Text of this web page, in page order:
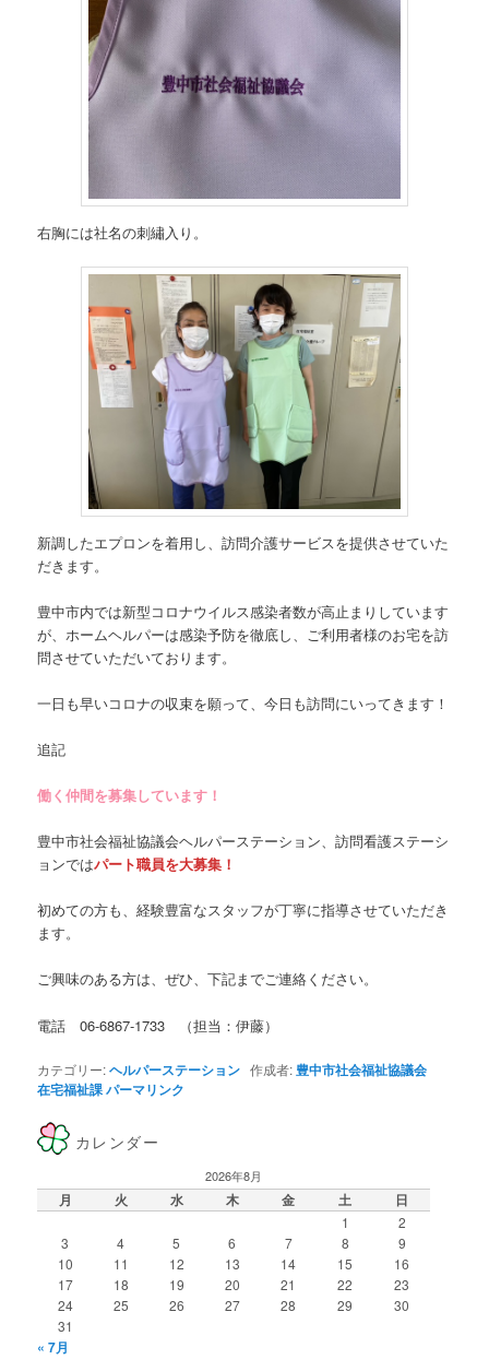
右胸には社名の刺繡入り。
新調したエプロンを着用し、訪問介護サービスを提供させていた
だきます。
豊中市内では新型コロナウイルス感染者数が高止まりしています
が、ホームヘルパーは感染予防を徹底し、ご利用者様のお宅を訪
問させていただいております。
一日も早いコロナの収束を願って、今日も訪問にいってきます！
追記
働く仲間を募集しています！
豊中市社会福祉協議会ヘルパーステーション、訪問看護ステーシ
ョンではパート職員を大募集！
初めての方も、経験豊富なスタッフが丁寧に指導させていただき
ます。
ご興味のある方は、ぜひ、下記までご連絡ください。
電話 06-6867-1733 （担当：伊藤）
カテゴリー:ヘルパーステーション 作成者:豊中市社会福祉協議会
在宅福祉課パーマリンク
カレンダー
2026年8月
月 火 水 木 金 土 日
1
2
3
4 5 6 7 8
9
10
11 12 13 14 15
16
17
18 19 20 21 22
23
24
25 26 27 28 29
30
31
« 7月